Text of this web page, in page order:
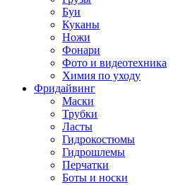
Буи
Куканы
Ножи
Фонари
Фото и видеотехника
Химия по уходу
Фридайвинг
Маски
Трубки
Ласты
Гидрокостюмы
Гидрошлемы
Перчатки
Боты и носки